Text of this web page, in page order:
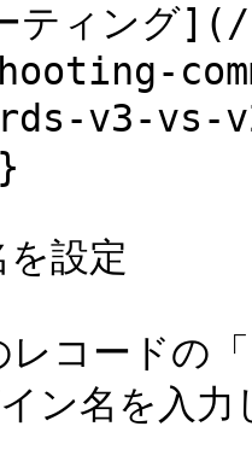
ティング
v3-vs-
設定
コードの
ン名を入力